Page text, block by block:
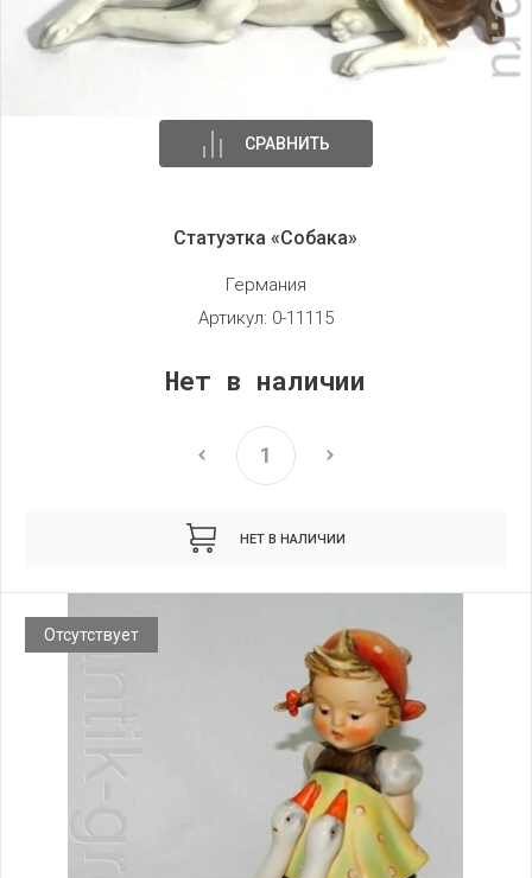
СРАВНИТЬ
Статуэтка «Собака»
Германия
Артикул: 0-11115
Нет в наличии
НЕТ В НАЛИЧИИ
Отсутствует